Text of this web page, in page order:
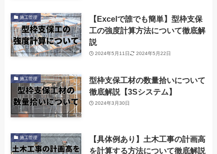
施工管理
【Excelで誰でも簡単】型枠支保
工の強度計算方法について徹底解
説
2024年5月11日 2024年5月22日
施工管理
型枠支保工材の数量拾いについて
徹底解説【3Sシステム】
2024年3月30日
施工管理
【具体例あり】土木工事の計画高
を計算する方法について徹底解説